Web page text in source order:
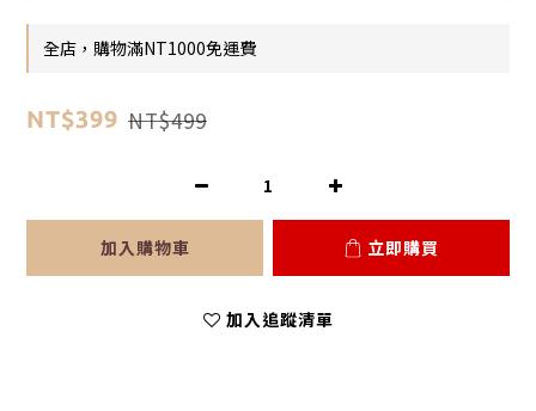
全店，購物滿NT1000免運費
NT$399 NT$499
加入購物車 立即購買
加入追蹤清單